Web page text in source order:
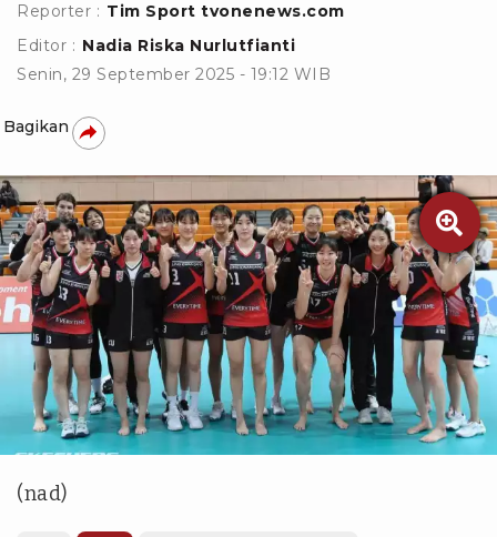
Reporter : Tim Sport tvonenews.com
Editor : Nadia Riska Nurlutfianti
Senin, 29 September 2025 - 19:12 WIB
Bagikan

Instagram.com/red_sparks
(nad)